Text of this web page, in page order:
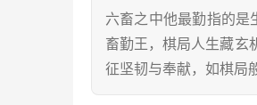
六畜之中他最勤指的是
畜勤王，棋局人生藏玄
征坚韧与奉献，如棋局